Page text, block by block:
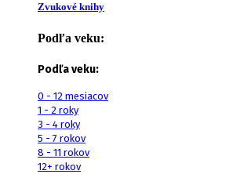
Zvukové knihy
Podľa veku:
Podľa veku:
0 - 12 mesiacov
1 - 2 roky
3 - 4 roky
5 - 7 rokov
8 - 11 rokov
12+ rokov